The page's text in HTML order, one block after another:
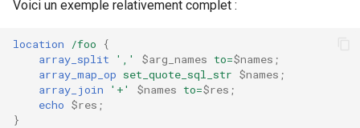
Voici un exemple relativement complet :
location /foo
{
array_split
',' $arg_names to=$names ;
array_map_op set_quote_sql_str $names ;
array_join
'+' $names to=$res ;
echo $res ;
}